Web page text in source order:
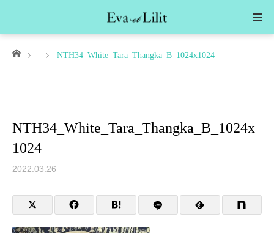
ホーム NTH34_White_Tara_Thangka_B_1024x1024
NTH34_White_Tara_Thangka_B_1024x
1024
2022.03.26